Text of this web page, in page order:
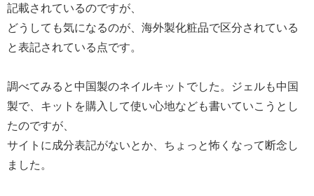
記載されているのですが、
どうしても気になるのが、海外製化粧品で区分されている
と表記されている点です。
調べてみると中国製のネイルキットでした。ジェルも中国
製で、キットを購入して使い心地なども書いていこうとし
たのですが、
サイトに成分表記がないとか、ちょっと怖くなって断念し
ました。